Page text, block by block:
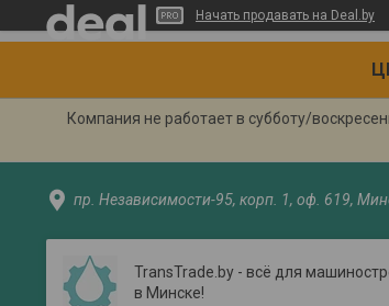
Начать продавать на Deal.by
Компания не работает в субботу/
пр. Независимости-95, корп. 1, оф. 619,
TransTrade.by - всё для
в Минске!